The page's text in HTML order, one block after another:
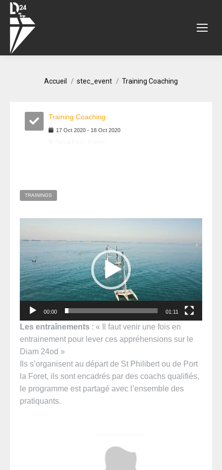
Accueil stec_event Training Coaching
Training Coaching
17 Oct 2020 - 18 Oct 2020
TRAININGS
00:00 01:11
Les entraînements : « Il faut venir une fois en
entrainement pour lever ces appréhensions sur le
Diam 24od »
Ils s’organisent au départ de St Philibert ou de Port
la Foret, ils sont encadrés par des coachs qualifiés,
le programme est partagé avec l’ensemble des
pratiquants.